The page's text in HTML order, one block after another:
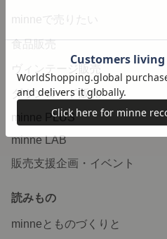
minneで売りたい
食品販売
ヴィンテージ販売
ダウンロード販売
minne PLUS
minne LAB
販売支援企画・イベント
読みもの
minneとものづくりと